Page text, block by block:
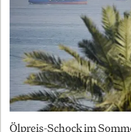
Ölpreis-Schock im